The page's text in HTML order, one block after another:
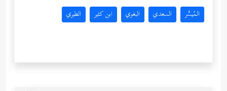
المُيسَّر السعدي البغوي ابن كثير الطبري